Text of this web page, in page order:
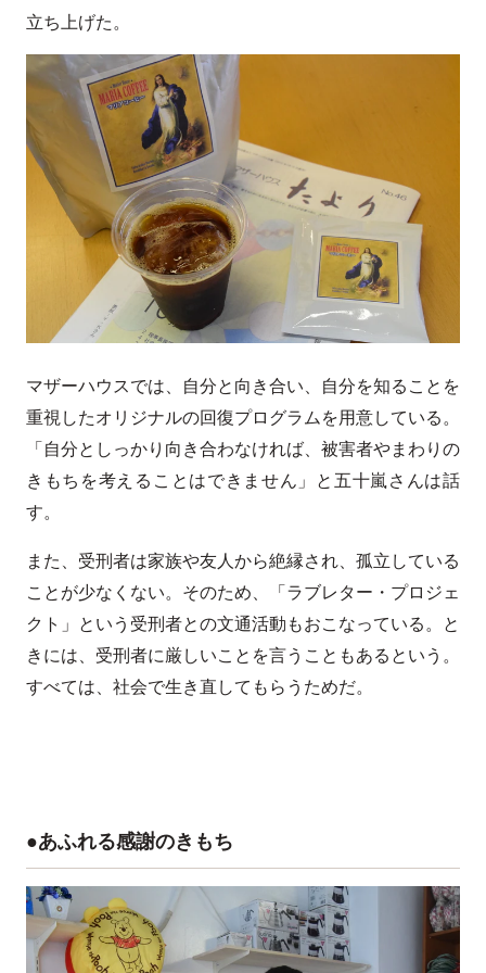
立ち上げた。
マザーハウスでは、自分と向き合い、自分を知ることを
重視したオリジナルの回復プログラムを用意している。
「自分としっかり向き合わなければ、被害者やまわりの
きもちを考えることはできません」と五十嵐さんは話
す。
また、受刑者は家族や友人から絶縁され、孤立している
ことが少なくない。そのため、「ラブレター・プロジェ
クト」という受刑者との文通活動もおこなっている。と
きには、受刑者に厳しいことを言うこともあるという。
すべては、社会で生き直してもらうためだ。
●あふれる感謝のきもち